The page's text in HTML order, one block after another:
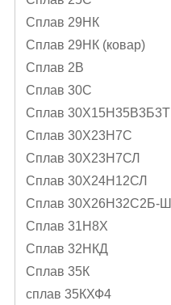
Сплав 29НК
Сплав 29НК (ковар)
Сплав 2В
Сплав 30С
Сплав 30Х15Н35В3Б3Т
Сплав 30Х23Н7С
Сплав 30Х23Н7СЛ
Сплав 30Х24Н12СЛ
Сплав 30Х26Н32С2Б-Ш
Сплав 31Н8Х
Сплав 32НКД
Сплав 35К
сплав 35КХФ4